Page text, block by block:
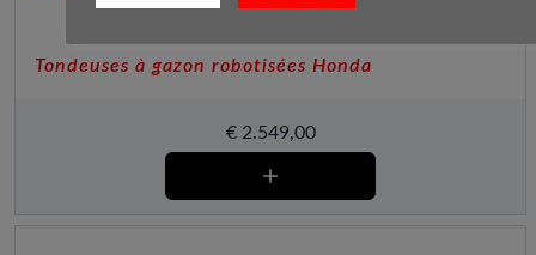
Tondeuses à gazon robotisées Honda
€2.549,00